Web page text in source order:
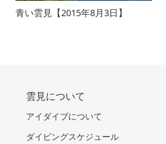
青い雲見【2015年8月3日】
雲見について
アイダイブについて
ダイビングスケジュール